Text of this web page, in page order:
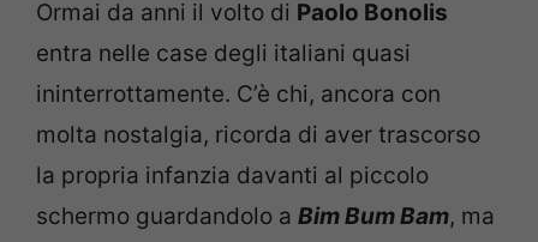
Ormai da anni il volto di Paolo Bonolis
entra nelle case degli italiani quasi
ininterrottamente. C’è chi, ancora con
molta nostalgia, ricorda di aver trascorso
la propria infanzia davanti al piccolo
schermo guardandolo a Bim Bum Bam, ma